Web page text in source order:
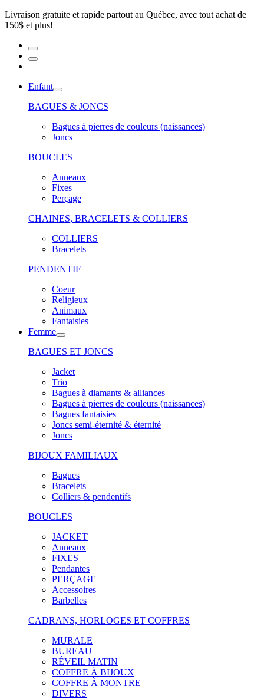
Livraison gratuite et rapide partout au Québec, avec tout achat de
150$ et plus!
Enfant
BAGUES & JONCS
Bagues à pierres de couleurs (naissances)
Joncs
BOUCLES
Anneaux
Fixes
Perçage
CHAINES, BRACELETS & COLLIERS
COLLIERS
Bracelets
PENDENTIF
Coeur
Religieux
Animaux
Fantaisies
Femme
BAGUES ET JONCS
Jacket
Trio
Bagues à diamants & alliances
Bagues à pierres de couleurs (naissances)
Bagues fantaisies
Joncs semi-éternité & éternité
Joncs
BIJOUX FAMILIAUX
Bagues
Bracelets
Colliers & pendentifs
BOUCLES
JACKET
Anneaux
FIXES
Pendantes
PERÇAGE
Accessoires
Barbelles
CADRANS, HORLOGES ET COFFRES
MURALE
BUREAU
RÉVEIL MATIN
COFFRE À BIJOUX
COFFRE À MONTRE
DIVERS